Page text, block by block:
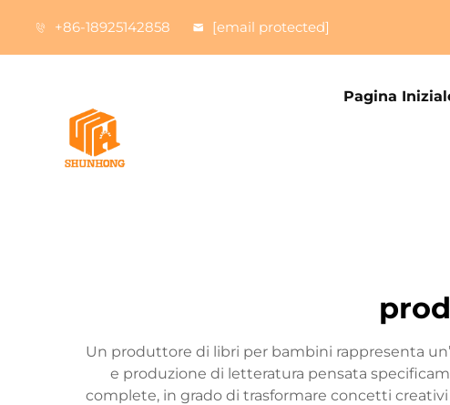
+86-18925142858 [email protected]
Pagina
Un produttore di libri per bambini rappresenta
e produzione di letteratura pensata
complete, in grado di trasformare concetti